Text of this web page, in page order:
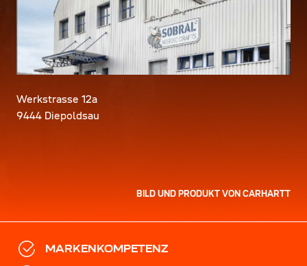
Werkstrasse 12a
9444 Diepoldsau
BILD UND PRODUKT VON CARHARTT
MARKENKOMPETENZ